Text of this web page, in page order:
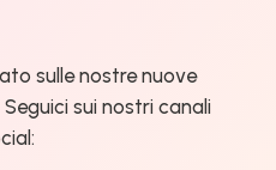
sulle nostre nuove
sui nostri canali